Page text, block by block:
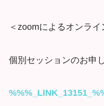
＜zoomによるオンラ
個別セッションのお申